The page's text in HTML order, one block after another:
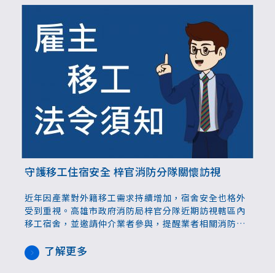
守護移工住宿安全 梓官消防分隊關懷訪視
近年因產業對外籍移工需求持續增加，宿舍安全也格外
受到重視。高雄市政府消防局梓官分隊近期訪視轄區內
移工宿舍，並邀請仲介業者參與，提醒業者相關消防安
了解更多